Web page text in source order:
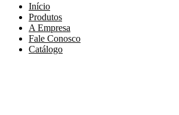
Início
Produtos
A Empresa
Fale Conosco
Catálogo